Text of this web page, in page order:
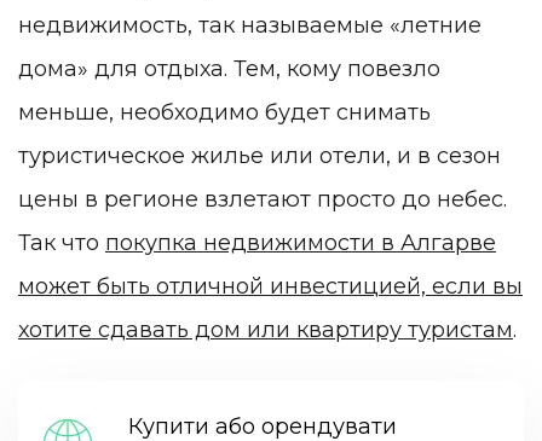
недвижимость, так называемые «летние
дома» для отдыха. Тем, кому повезло
меньше, необходимо будет снимать
туристическое жилье или отели, и в сезон
цены в регионе взлетают просто до небес.
Так что покупка недвижимости в Алгарве
может быть отличной инвестицией, если вы
хотите сдавать дом или квартиру туристам.
Купити або орендувати